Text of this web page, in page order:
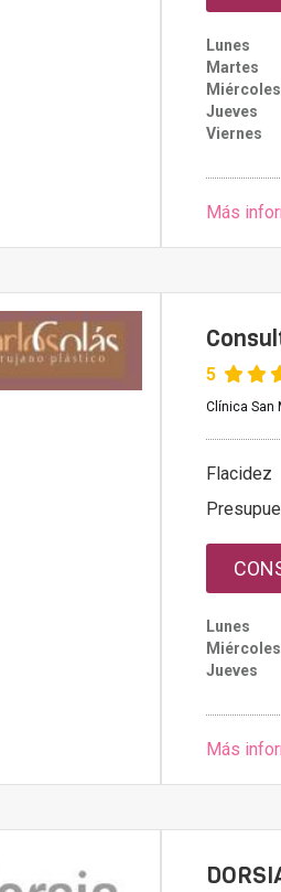
Lunes
Martes
Miércoles
Jueves
Viernes
Más
5
Clínica San
Flacidez
Lunes
Miércoles
Jueves
Más